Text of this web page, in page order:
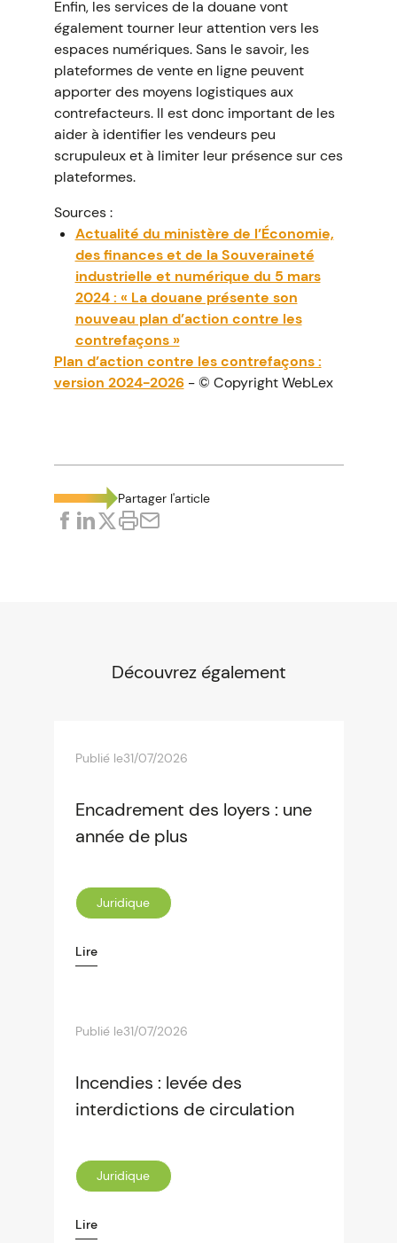
Enfin, les services de la douane vont
également tourner leur attention vers les
espaces numériques. Sans le savoir, les
plateformes de vente en ligne peuvent
apporter des moyens logistiques aux
contrefacteurs. Il est donc important de les
aider à identifier les vendeurs peu
scrupuleux et à limiter leur présence sur ces
plateformes.
Sources :
Actualité du ministère de l’Économie,
des finances et de la Souveraineté
industrielle et numérique du 5 mars
2024 : « La douane présente son
nouveau plan d’action contre les
contrefaçons »
Plan d’action contre les contrefaçons :
version 2024-2026- © Copyright WebLex
Partager l'article
Découvrez également
Publié le31/07/2026
Encadrement des loyers : une
année de plus
Juridique
Lire
Publié le31/07/2026
Incendies : levée des
interdictions de circulation
Juridique
Lire